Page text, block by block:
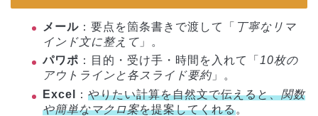
メール ：要点を箇条書きで渡して「 丁寧なリマ
インド文に整えて 」。
パワポ ：目的・受け手・時間を入れて「 10枚の
アウトラインと各スライド要約 」。
Excel
： やりたい計算を自然文で伝えると、関数
や簡単なマクロ案を提案してくれる。